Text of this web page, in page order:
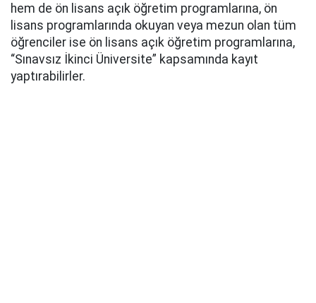
hem de ön lisans açık öğretim programlarına, ön
lisans programlarında okuyan veya mezun olan tüm
öğrenciler ise ön lisans açık öğretim programlarına,
“Sınavsız İkinci Üniversite” kapsamında kayıt
yaptırabilirler.